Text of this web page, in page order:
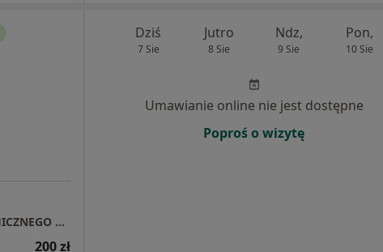
AUXILIUM - PORADNIA ZDROWIA PSYCHICZNEGO LECZENIA OTYŁOŚCI I ZABURZEŃ ODŻYWIANIA
200 zł
Dziś
7 Sie
Jutro
8 Sie
Ndz,
9 Sie
Pon,
10 Sie
Umawianie online nie jest dostępne
Poproś o wizytę